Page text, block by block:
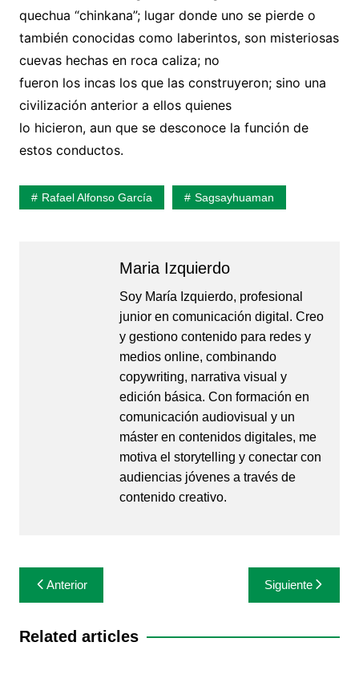
quechua “chinkana”; lugar donde uno se pierde o
también conocidas como laberintos, son misteriosas
cuevas hechas en roca caliza; no
fueron los incas los que las construyeron; sino una
civilización anterior a ellos quienes
lo hicieron, aun que se desconoce la función de
estos conductos.
Rafael Alfonso García Sagsayhuaman
Maria Izquierdo
Soy María Izquierdo, profesional
junior en comunicación digital. Creo
y gestiono contenido para redes y
medios online, combinando
copywriting, narrativa visual y
edición básica. Con formación en
comunicación audiovisual y un
máster en contenidos digitales, me
motiva el storytelling y conectar con
audiencias jóvenes a través de
contenido creativo.
Navegación
de
entradas
Anterior Siguiente
Related articles